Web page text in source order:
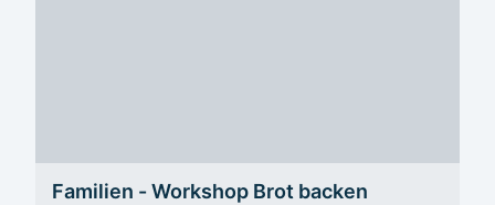
Familien - Workshop Brot backen